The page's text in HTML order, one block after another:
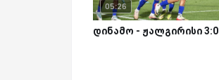
05:26
დინამო - ჟალგირისი 3:0